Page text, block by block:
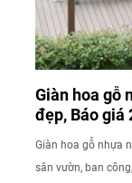
Giàn hoa gỗ
đẹp, Báo giá
Giàn hoa gỗ nhựa
sân vườn, ban